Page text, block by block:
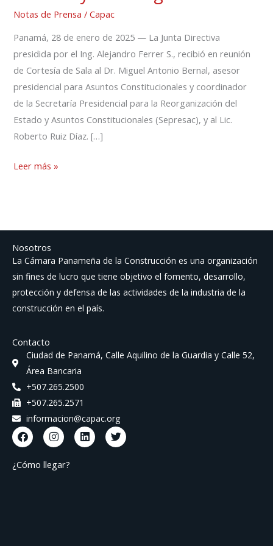
Notas de Prensa /Capac
Panamá, 28 de enero de 2025 — La Junta Directiva
presidida por el Ing. Alejandro Ferrer S., recibió en reunión
de Cortesía de Sala al Dr. Miguel Antonio Bernal, asesor
presidencial para Asuntos Constitucionales y coordinador
de la Secretaría Presidencial para la Reorganización del
Estado y Asuntos Constitucionales (Sepresac), y al Lic.
Roberto Ruiz Díaz. […]
a
través
de
una
Constituyente
Originaria
Leer más »
Nosotros
La Cámara Panameña de la Construcción es una organización
sin fines de lucro que tiene objetivo el fomento, desarrollo,
protección y defensa de las actividades de la industria de la
construcción en el país.
Contacto
Ciudad de Panamá, Calle Aquilino de la Guardia y Calle 52,
Área Bancaria
+507.265.2500
+507.265.2571
informacion@capac.org
F
a
c
e
b
I
n
s
t
a
L
i
n
T
w
i
¿Cómo llegar?